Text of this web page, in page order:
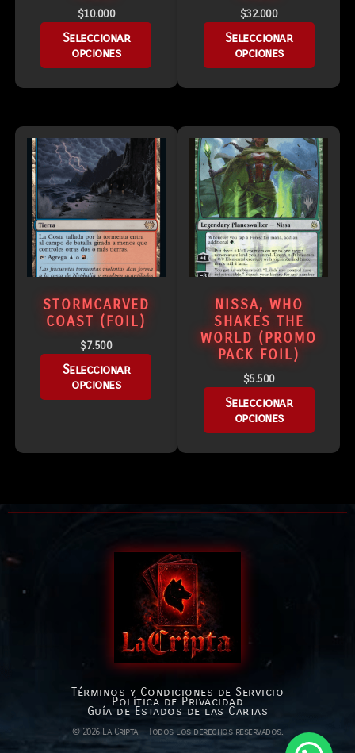
$10.000
Seleccionar
opciones
$32.000
Seleccionar
opciones
STORMCARVED
COAST (FOIL)
$7.500
Seleccionar
opciones
NISSA, WHO
SHAKES THE
WORLD (PROMO
PACK FOIL)
$5.500
Seleccionar
opciones
Términos y Condiciones de Servicio
Política de Privacidad
Guía de Estados de las Cartas
© 2026 La Cripta — Todos los derechos reservados.